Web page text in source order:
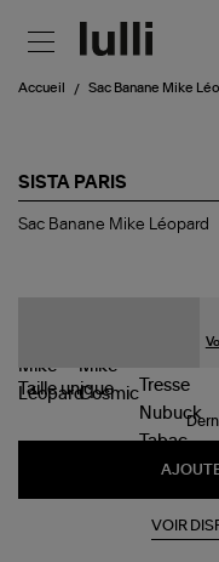
Accueil Sac Banane Mike
SISTA PARIS
Sac
Sac Banane Mike Léopard
Tailleunique
VOIR